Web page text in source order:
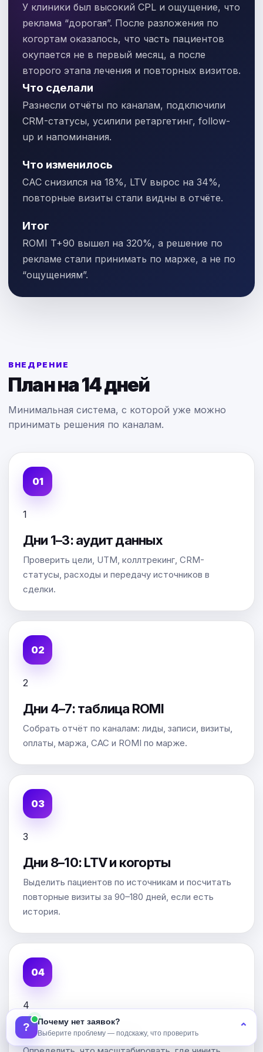
? Почему нет заявок?
Выберите проблему — подскажу, что проверить ⌃
У клиники был высокий CPL и ощущение, что
реклама “дорогая”. После разложения по
когортам оказалось, что часть пациентов
окупается не в первый месяц, а после
второго этапа лечения и повторных визитов.
Что сделали
Разнесли отчёты по каналам, подключили
CRM-статусы, усилили ретаргетинг, follow-
up и напоминания.
Что изменилось
CAC снизился на 18%, LTV вырос на 34%,
повторные визиты стали видны в отчёте.
Итог
ROMI T+90 вышел на 320%, а решение по
рекламе стали принимать по марже, а не по
“ощущениям”.
ВНЕДРЕНИЕ
План на 14 дней
Минимальная система, с которой уже можно
принимать решения по каналам.
1
Дни 1–3: аудит данных
Проверить цели, UTM, коллтрекинг, CRM-
статусы, расходы и передачу источников в
сделки.
2
Дни 4–7: таблица ROMI
Собрать отчёт по каналам: лиды, записи, визиты,
оплаты, маржа, CAC и ROMI по марже.
3
Дни 8–10: LTV и когорты
Выделить пациентов по источникам и посчитать
повторные визиты за 90–180 дней, если есть
история.
4
Дни 11–14: решения